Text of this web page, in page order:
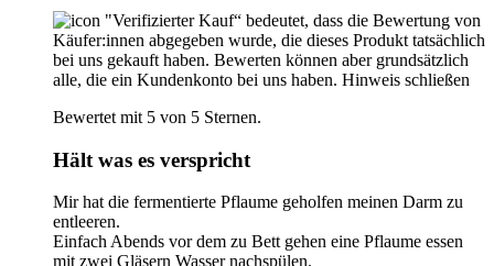
"Verifizierter Kauf“ bedeutet, dass die Bewertung von
Käufer:innen abgegeben wurde, die dieses Produkt tatsächlich
bei uns gekauft haben. Bewerten können aber grundsätzlich
alle, die ein Kundenkonto bei uns haben. Hinweis schließen
Bewertet mit 5 von 5 Sternen.
Hält was es verspricht
Mir hat die fermentierte Pflaume geholfen meinen Darm zu
entleeren.
Einfach Abends vor dem zu Bett gehen eine Pflaume essen
mit zwei Gläsern Wasser nachspülen.